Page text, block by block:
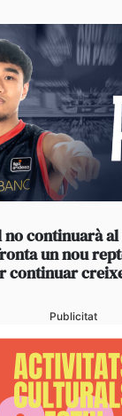
no continuarà
un nou
continuar
Publicitat